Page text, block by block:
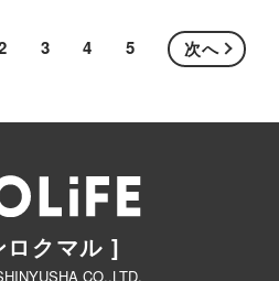
3 4 5 次へ
クマル ]
CO.,LTD.